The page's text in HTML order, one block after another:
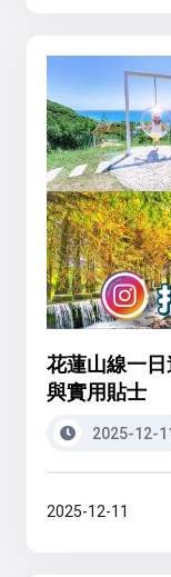
花蓮山線一
與實用貼士
2025-12-
2025-12-11